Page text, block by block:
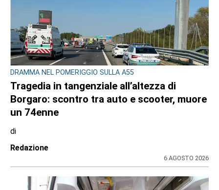
DRAMMA NEL POMERIGGIO SULLA A55
Tragedia in tangenziale all’altezza di
Borgaro: scontro tra auto e scooter, muore
un 74enne
di
Redazione
6 AGOSTO 2026